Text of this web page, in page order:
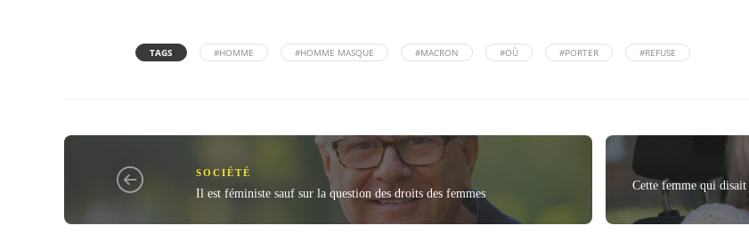
TAGS #HOMME #HOMME MASQUE #MACRON #OÙ #PORTER #REFUSE
SOCIÉTÉ
Il est féministe sauf sur la question des droits des femmes
Cette femme qui